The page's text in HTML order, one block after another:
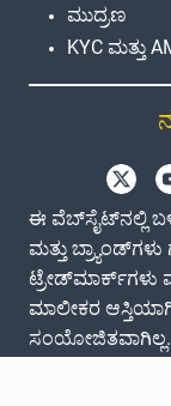
ಮುದ್ರಣ
KYC ಮತ್ತು
ಈ ವೆಬ್‌ಸೈಟ್‌ನಲ್ಲಿ
ಮತ್ತು
ಟ್ರೇಡ್‌ಮಾರ್ಕ್‌ಗಳು
ಮಾಲೀಕರ
ಸಂಯೋಜಿತವಾಗಿಲ್ಲ.